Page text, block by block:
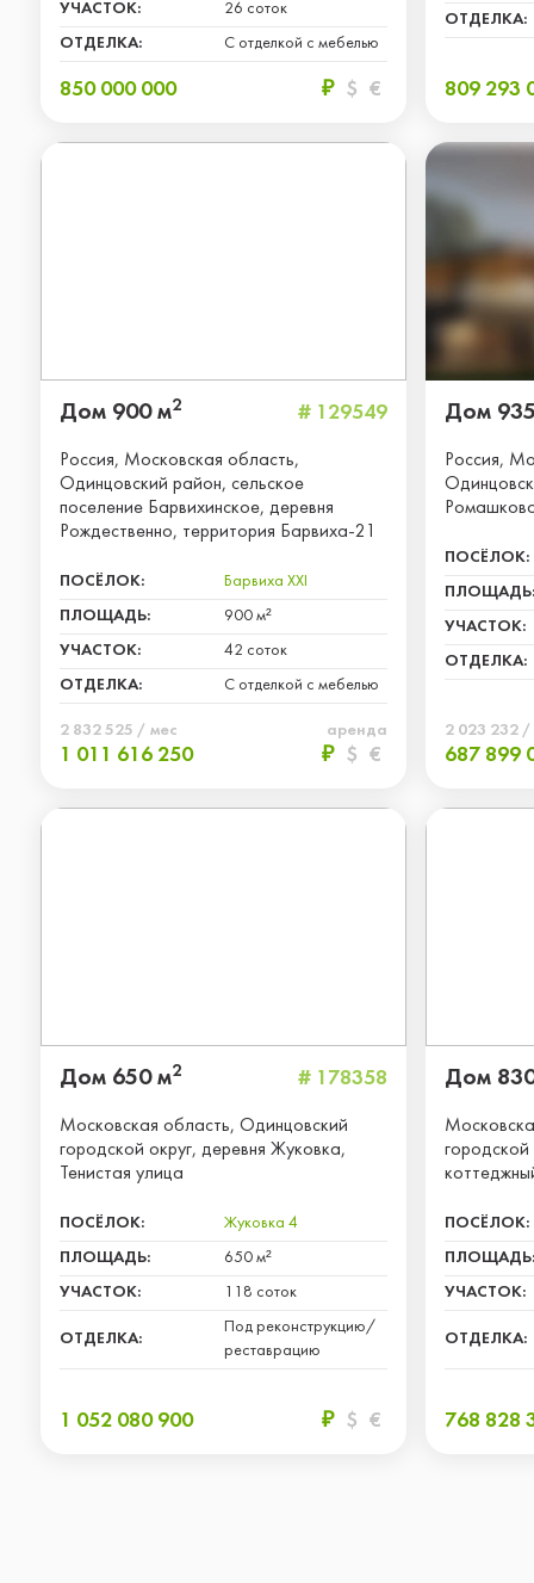
УЧАСТОК: 26 соток
ОТДЕЛКА: С отделкой с мебелью
850 000 000 ₽ $ €
ОТДЕЛКА:
809 293
Дом 900 м2 # 129549
Россия, Московская область,
Одинцовский район, сельское
поселение Барвихинское, деревня
Рождественно, территория Барвиха-21
ПОСЁЛОК: Барвиха XXI
ПЛОЩАДЬ: 900 м²
УЧАСТОК: 42 соток
ОТДЕЛКА: С отделкой с мебелью
2 832 525 / мес
1 011 616 250
аренда
₽ $ €
Дом
Россия,
ПОСЁЛОК:
ПЛОЩАДЬ:
УЧАСТОК:
ОТДЕЛКА:
2 023 232 /
687 899
Дом 650 м2 # 178358
Московская область, Одинцовский
городской округ, деревня Жуковка,
Тенистая улица
ПОСЁЛОК: Жуковка 4
ПЛОЩАДЬ: 650 м²
УЧАСТОК: 118 соток
ОТДЕЛКА:
Под реконструкцию/
реставрацию
1 052 080 900 ₽ $ €
Дом
городской
ПОСЁЛОК:
ПЛОЩАДЬ:
УЧАСТОК:
ОТДЕЛКА:
768 828